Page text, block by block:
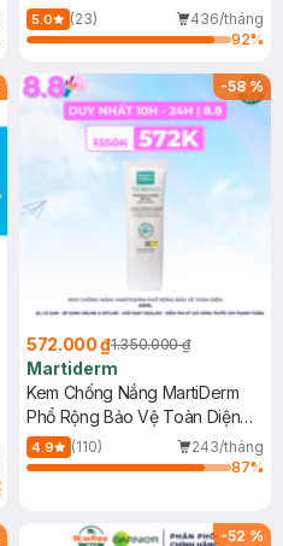
(Mới)
5.0 (23)
436/tháng
92%
-58%
572.000 ₫1.350.000 ₫
Martiderm
Kem Chống Nắng MartiDerm
Phổ Rộng Bảo Vệ Toàn Diện
40ml
4.9 (110)
243/tháng
87%
-52 %